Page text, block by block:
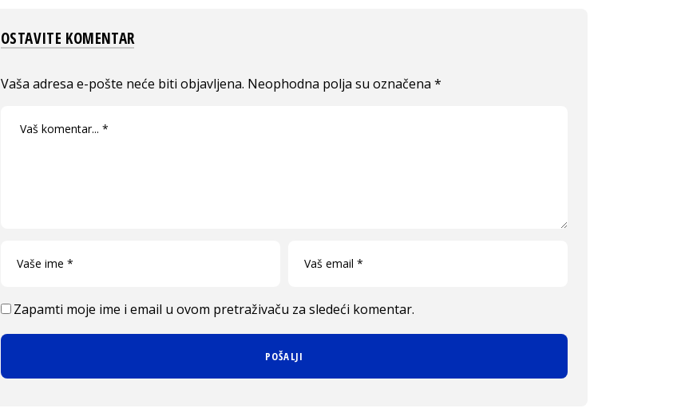
OSTAVITE KOMENTAR
Vaša adresa e-pošte neće biti objavljena. Neophodna polja su označena *
Zapamti moje ime i email u ovom pretraživaču za sledeći komentar.